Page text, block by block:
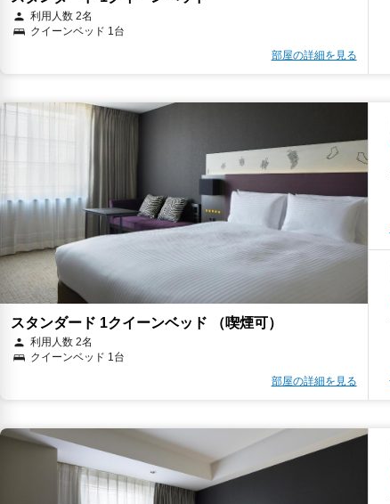
利用人数 2名
クイーンベッド 1台
部屋の詳細を見る
スタンダード 1クイーンベッド （喫煙可）
利用人数 2名
クイーンベッド 1台
部屋の詳細を見る